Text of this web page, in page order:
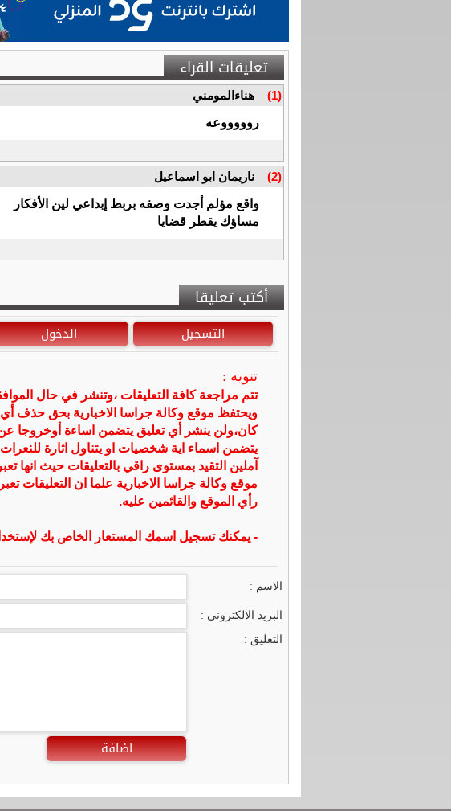
تعليقات القراء
(1)
هناءالمومني
روووووعه
(2)
ناريمان ابو اسماعيل
واقع مؤلم أجدت وصفه بربط إبداعي لين الأفكار
مساؤك يقطر قضايا
أكتب تعليقا
التسجيل الدخول
تنويه :
تتم مراجعة كافة التعليقات ،وتنشر في حال
ويحتفظ موقع وكالة جراسا الاخبارية بحق حذف
كان،ولن ينشر أي تعليق يتضمن اساءة أوخروجا
يتضمن اسماء اية شخصيات او يتناول اثارة للنعرات
آملين التقيد بمستوى راقي بالتعليقات حيث انها
موقع وكالة جراسا الاخبارية علما ان التعليقات
رأي الموقع والقائمين عليه.
- يمكنك تسجيل اسمك المستعار الخاص بك
الاسم :
البريد الالكتروني :
التعليق :
اضافة